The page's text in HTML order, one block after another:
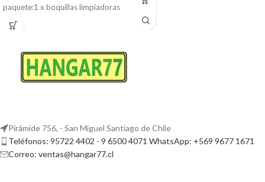
paquete:1 x boquillas limpiadoras
Pirámide 756, - San Miguel Santiago de Chile
Teléfonos: 95722 4402 - 9 6500 4071 WhatsApp: +569 9677 1671
Correo: ventas@hangar77.cl